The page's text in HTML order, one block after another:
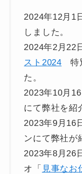
2024年12月1
しました。
2024年2月
スト2024 特
た。
2023年10月
にて弊社を
2023年9月16
ンにて弊社が
2023年8月26
オ「 見事なお